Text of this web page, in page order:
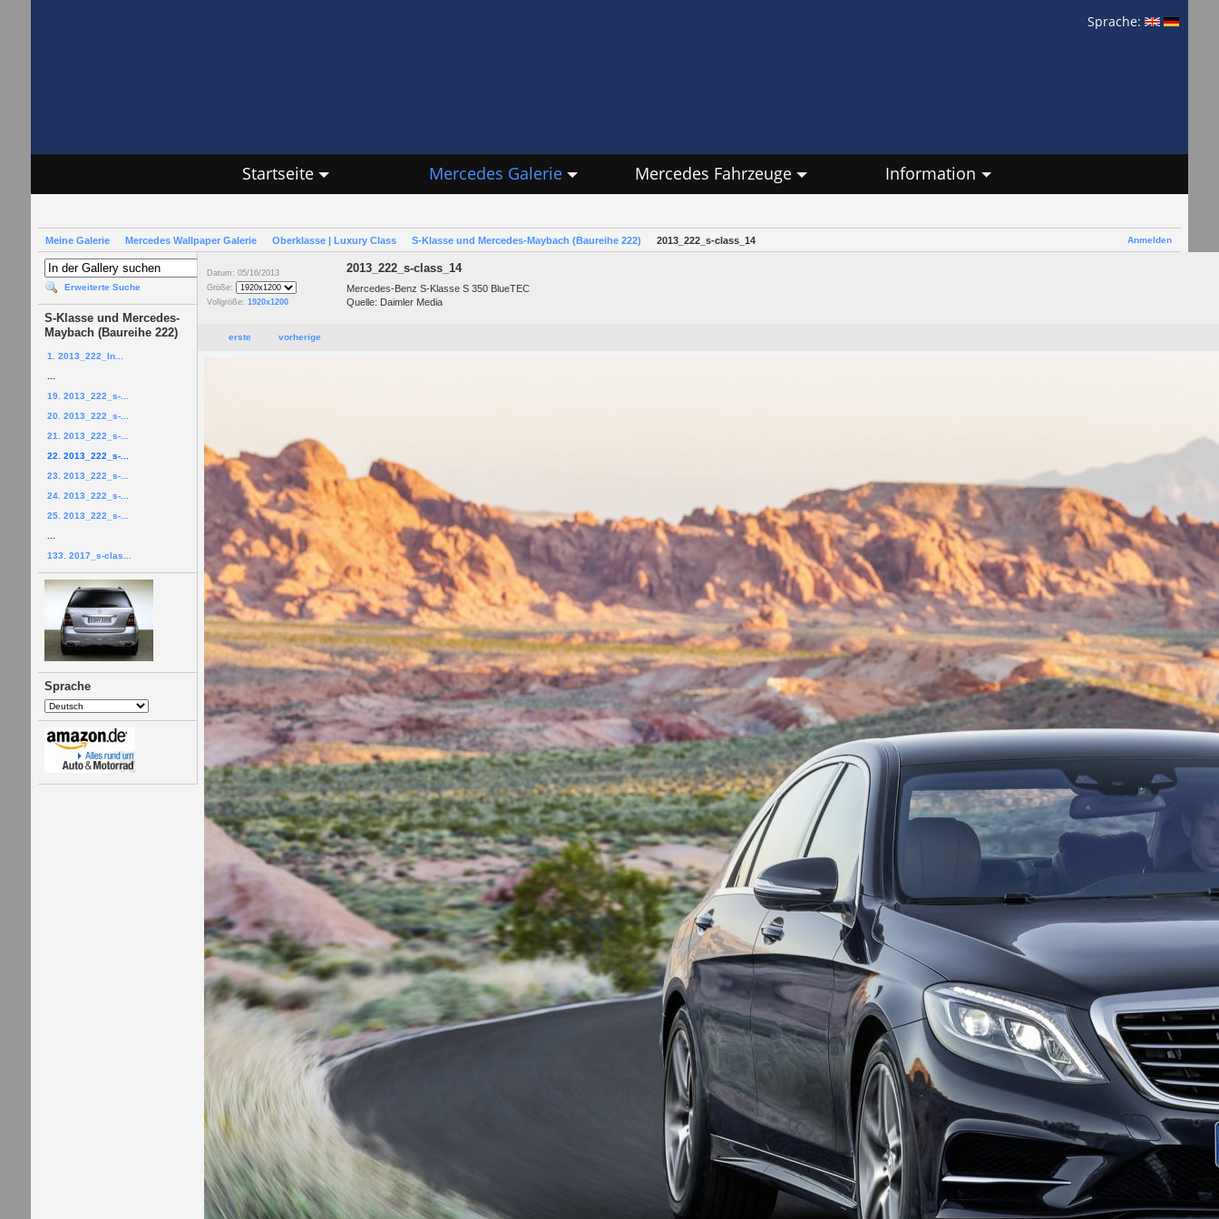
Sprache:
Startseite Mercedes Galerie Mercedes Fahrzeuge Information
Anmelden
Meine Galerie Mercedes Wallpaper Galerie Oberklasse | Luxury Class S-Klasse und Mercedes-Maybach (Baureihe 222) 2013_222_s-class_14
Erweiterte Suche
S-Klasse und Mercedes-
Maybach (Baureihe 222)
1. 2013_222_In...
19. 2013_222_s-...
20. 2013_222_s-...
21. 2013_222_s-...
22. 2013_222_s-...
23. 2013_222_s-...
24. 2013_222_s-...
25. 2013_222_s-...
133. 2017_s-clas...
Sprache
Datum: 05/16/2013
Größe:
Vollgröße: 1920x1200
2013_222_s-class_14
Mercedes-Benz S-Klasse S 350 BlueTEC
Quelle: Daimler Media
erste vorherige